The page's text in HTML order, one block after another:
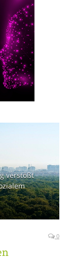
verstößt
0